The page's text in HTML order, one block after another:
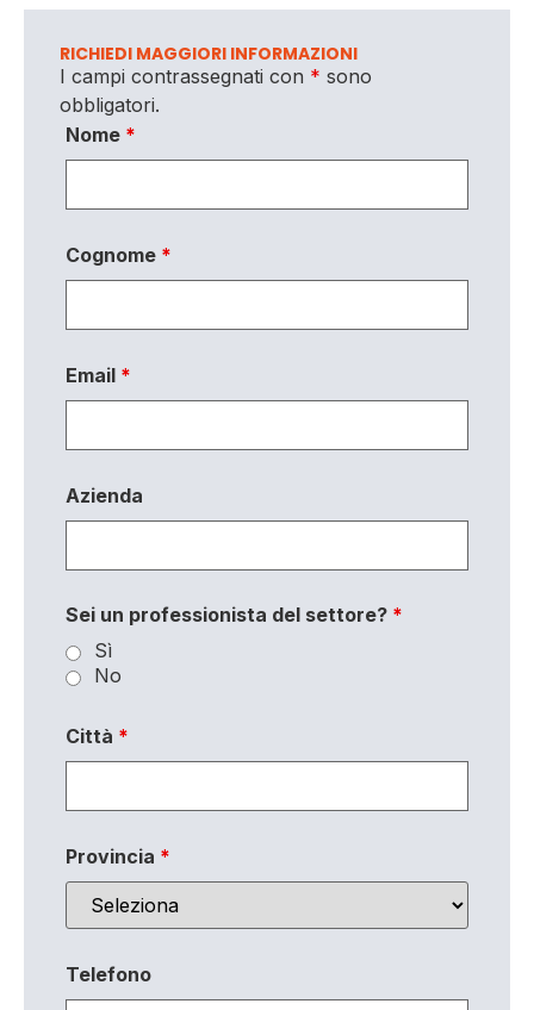
RICHIEDI MAGGIORI INFORMAZIONI
I campi contrassegnati con * sono
obbligatori.
Nome *
Cognome *
Email *
Azienda
Sei un professionista del settore? *
Sì
No
Città *
Provincia *
Telefono